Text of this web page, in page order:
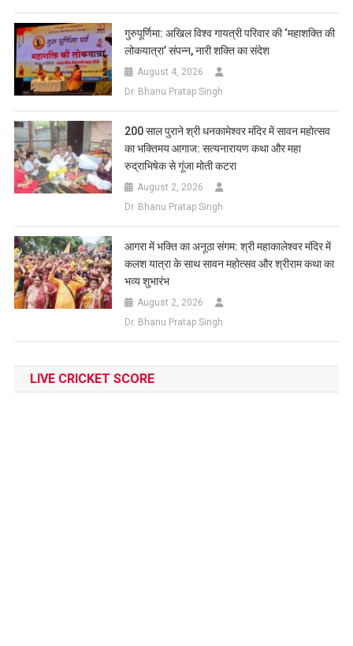
गुरुपूर्णिमा: अखिल विश्व गायत्री परिवार की ‘महाशक्ति की
लोकयात्रा’ संपन्न, नारी शक्ति का संदेश
August 4, 2026
Dr. Bhanu Pratap Singh
200 साल पुराने श्री धनकामेश्वर मंदिर में सावन महोत्सव
का भक्तिमय आगाज: सत्यनारायण कथा और महा
रुद्राभिषेक से गूंजा मोती कटरा
August 2, 2026
Dr. Bhanu Pratap Singh
आगरा में भक्ति का अनूठा संगम: श्री महाकालेश्वर मंदिर में
कलश यात्रा के साथ सावन महोत्सव और श्रीराम कथा का
भव्य शुभारंभ
August 2, 2026
Dr. Bhanu Pratap Singh
LIVE CRICKET SCORE